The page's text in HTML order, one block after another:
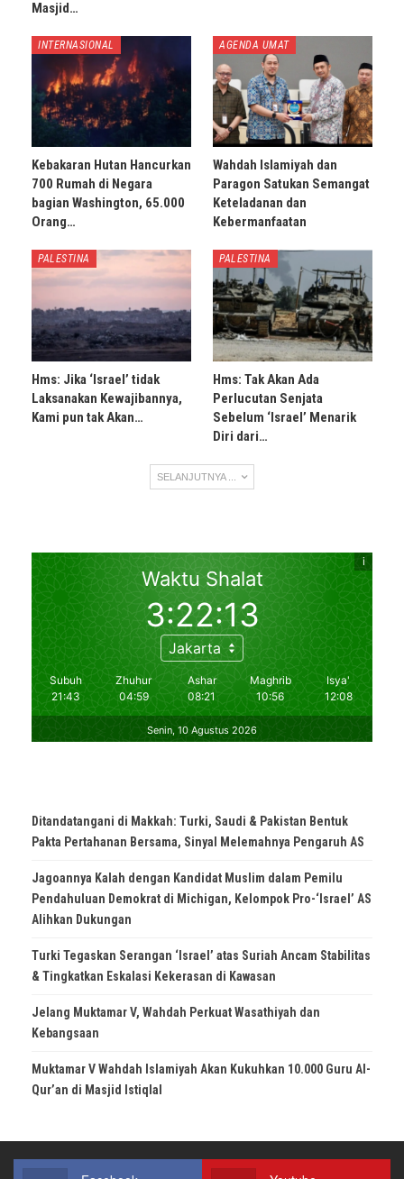
Masjid…
INTERNASIONAL
Kebakaran Hutan Hancurkan
700 Rumah di Negara
bagian Washington, 65.000
Orang…
AGENDA UMAT
Wahdah Islamiyah dan
Paragon Satukan Semangat
Keteladanan dan
Kebermanfaatan
PALESTINA
Hms: Jika ‘Israel’ tidak
Laksanakan Kewajibannya,
Kami pun tak Akan…
PALESTINA
Hms: Tak Akan Ada
Perlucutan Senjata
Sebelum ‘Israel’ Menarik
Diri dari…
SELANJUTNYA ...
Ditandatangani di Makkah: Turki, Saudi & Pakistan Bentuk
Pakta Pertahanan Bersama, Sinyal Melemahnya Pengaruh AS
Jagoannya Kalah dengan Kandidat Muslim dalam Pemilu
Pendahuluan Demokrat di Michigan, Kelompok Pro-‘Israel’ AS
Alihkan Dukungan
Turki Tegaskan Serangan ‘Israel’ atas Suriah Ancam Stabilitas
& Tingkatkan Eskalasi Kekerasan di Kawasan
Jelang Muktamar V, Wahdah Perkuat Wasathiyah dan
Kebangsaan
Muktamar V Wahdah Islamiyah Akan Kukuhkan 10.000 Guru Al-
Qur’an di Masjid Istiqlal